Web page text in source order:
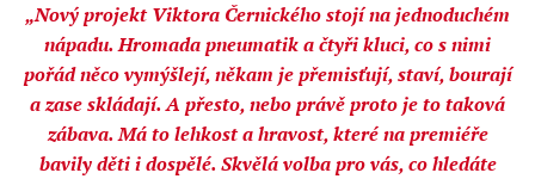
„Nový projekt Viktora Černického stojí na jednoduchém
nápadu. Hromada pneumatik a čtyři kluci, co s nimi
pořád něco vymýšlejí, někam je přemisťují, staví, bourají
a zase skládají. A přesto, nebo právě proto je to taková
zábava. Má to lehkost a hravost, které na premiéře
bavily děti i dospělé. Skvělá volba pro vás, co hledáte